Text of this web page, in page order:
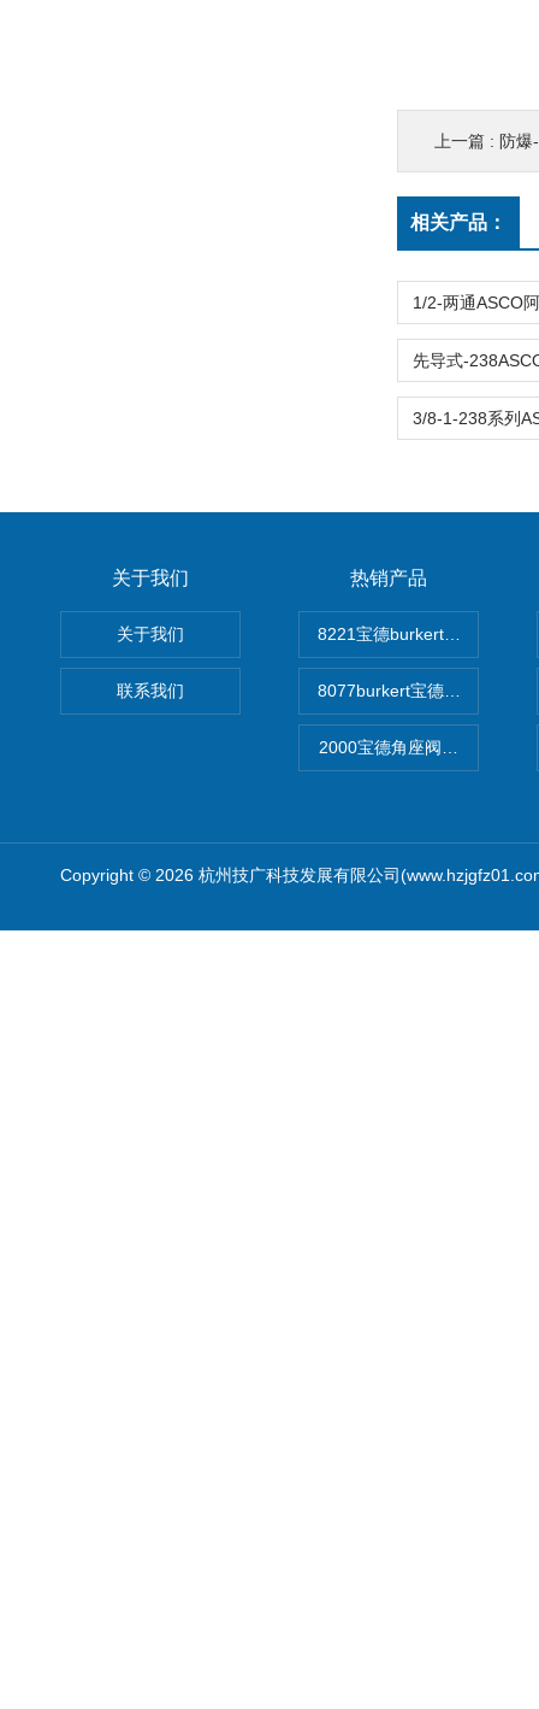
上一篇 : 防爆-
相关产品：
关于我们
关于我们
联系我们
热销产品
8221宝德burkert电导率探头
8077burkert宝德椭圆齿轮脉
2000宝德角座阀德国宝帝
Copyright © 2026 杭州技广科技发展有限公司